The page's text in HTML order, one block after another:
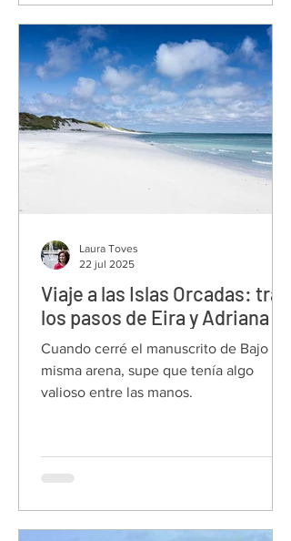
Viaje a las Islas Orcadas: tras
los pasos de Eira y Adriana
Cuando cerré el manuscrito de Bajo la
misma arena, supe que tenía algo
valioso entre las manos.
Laura Toves
22 jul 2025